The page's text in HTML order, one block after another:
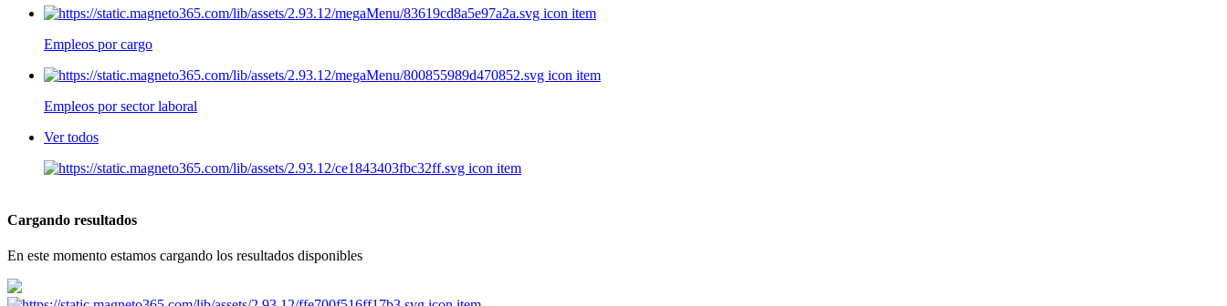
Empleos por cargo
Empleos por sector laboral
Ver todos
Cargando resultados
En este momento estamos cargando los resultados disponibles